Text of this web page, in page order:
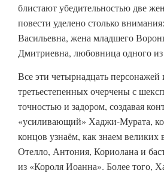
блистают убедительностью две
повести уделено столько
Васильевна, жена младшего
Дмитриевна, любовница одного
Все эти четырнадцать
третьестепенных очерчены с
точностью и задором, создавая
«усиливающий» Хаджи-Мурата,
концов узнаём, как знаем
Отелло, Антония, Кориолана и
из «Короля Иоанна». Более того,